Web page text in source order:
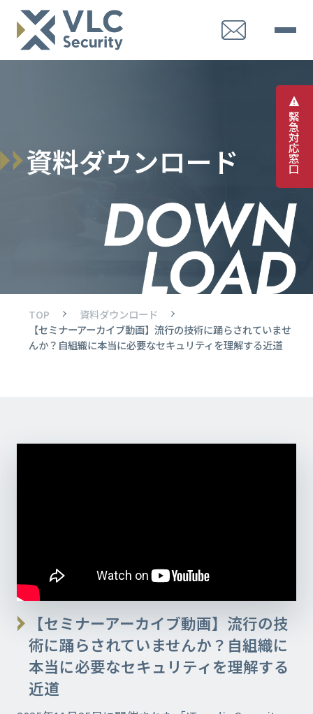
緊
急
対
応
窓
口
資料ダウンロー ド
TOP
資料ダウンロード
【セミナーアーカイブ動画】流行の技術に踊らされていませ
んか？自組織に本当に必要なセキュリティを理解する近道​
【セミナーアーカイブ動画】流行の技
術に踊らされていませんか？自組織に
本当に必要なセキュリティを理解する
近道​